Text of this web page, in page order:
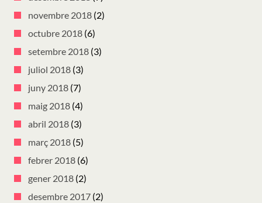
novembre 2018 (2)
octubre 2018 (6)
setembre 2018 (3)
juliol 2018 (3)
juny 2018 (7)
maig 2018 (4)
abril 2018 (3)
març 2018 (5)
febrer 2018 (6)
gener 2018 (2)
desembre 2017 (2)